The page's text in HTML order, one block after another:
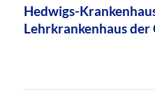
Hedwigs-
Lehrkrankenhaus der